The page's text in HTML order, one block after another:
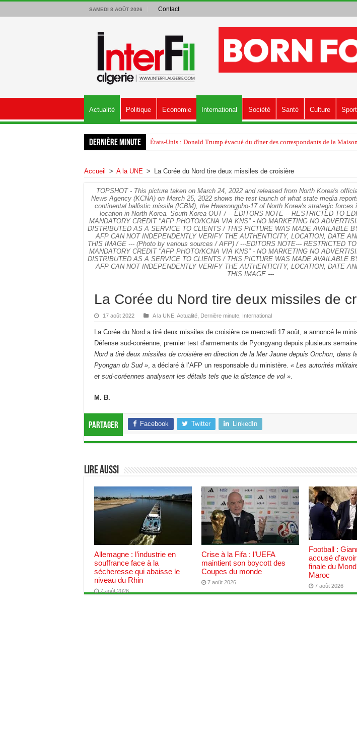
SAMEDI 8 AOÛT 2026 Contact
Actualité Politique Economie International Société Santé Culture Sport
Dernière minute États-Unis : Donald Trump évacué du dîner des correspondants de la
Accueil > A la UNE > La Corée du Nord tire deux missiles de croisière
TOPSHOT - This picture taken on March 24, 2022 and released from North Korea's
News Agency (KCNA) on March 25, 2022 shows the test launch of what state media
continental ballistic missile (ICBM), the Hwasongpho-17 of North Korea's strategic forces
location in North Korea. South Korea OUT / ---EDITORS NOTE--- RESTRICTED TO
MANDATORY CREDIT "AFP PHOTO/KCNA VIA KNS" - NO MARKETING NO
DISTRIBUTED AS A SERVICE TO CLIENTS / THIS PICTURE WAS MADE AVAILABLE
AFP CAN NOT INDEPENDENTLY VERIFY THE AUTHENTICITY, LOCATION, DATE
THIS IMAGE --- (Photo by various sources / AFP) / ---EDITORS NOTE--- RESTRICTED
MANDATORY CREDIT "AFP PHOTO/KCNA VIA KNS" - NO MARKETING NO
DISTRIBUTED AS A SERVICE TO CLIENTS / THIS PICTURE WAS MADE AVAILABLE
AFP CAN NOT INDEPENDENTLY VERIFY THE AUTHENTICITY, LOCATION, DATE
THIS IMAGE ---
La Corée du Nord tire deux missiles de
17 août 2022 A la UNE Actualité Dernière minute International
La Corée du Nord a tiré deux missiles de croisière ce mercredi 17 août, a annoncé le
Défense sud-coréenne, premier test d’armements de Pyongyang depuis plusieurs
Nord a tiré deux missiles de croisière en direction de la Mer Jaune depuis Onchon, dans
Pyongan du Sud » , a déclaré à l’AFP un responsable du ministère. « Les autorités
et sud-coréennes analysent les détails tels que la distance de vol »
M. B.
Partager Facebook Twitter LinkedIn
Lire aussi
Allemagne : l’industrie en
souffrance face à la
sécheresse qui abaisse le
niveau du Rhin
7 août 2026
Crise à la Fifa : l’UEFA
maintient son boycott des
Coupes du monde
7 août 2026
Football :
accusé
finale du
Maroc
7 août 2026